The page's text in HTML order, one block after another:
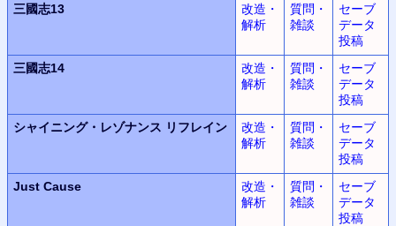
三國志13
改造・
解析
質問・
雑談
セーブ
データ
投稿
三國志14
改造・
解析
質問・
雑談
セーブ
データ
投稿
シャイニング・レゾナンス リフレイン
改造・
解析
質問・
雑談
セーブ
データ
投稿
Just Cause
改造・
解析
質問・
雑談
セーブ
データ
投稿